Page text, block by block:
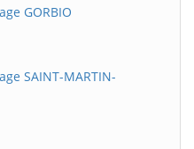
GORBIO
SAINT-MARTIN-